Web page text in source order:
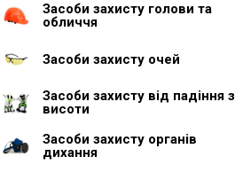
Засоби захисту голови та
обличчя
Засоби захисту очей
Засоби захисту від падіння з
висоти
Засоби захисту органів
дихання